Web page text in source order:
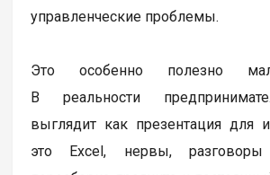
управленческие проблемы.
Это особенно полезно
В реальности
выглядит как презентация для
это Excel, нервы,